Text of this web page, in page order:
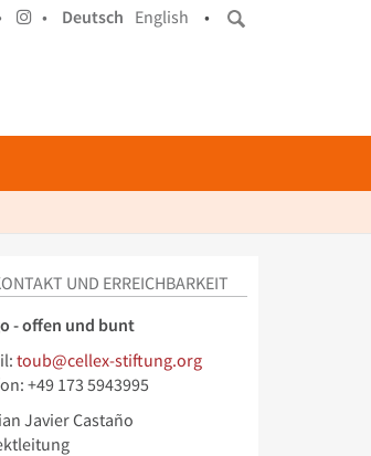
• Deutsch English •
UND ERREICHBARKEIT
- offen und bunt
toub@cellex-stiftung.org
+49 173 5943995
Javier Castaño